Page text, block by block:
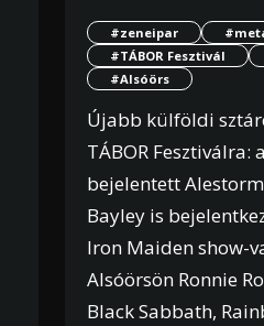
#zeneipar
#TÁBOR Fesztivál
#Alsóörs
Újabb külföldi
TÁBOR Fesztiválra:
bejelentett
Bayley is
Iron Maiden show-
Alsóörsön Ronnie
Black Sabbath,